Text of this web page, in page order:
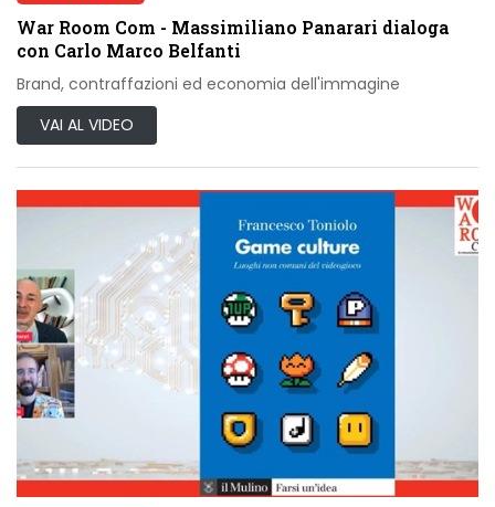
War Room Com - Massimiliano Panarari dialoga
con Carlo Marco Belfanti
Brand, contraffazioni ed economia dell'immagine
VAI AL VIDEO